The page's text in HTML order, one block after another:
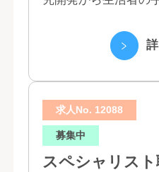
で、情報のスピード
求人No. 12088
募集中
スペシャリス